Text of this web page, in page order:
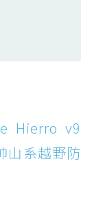
加上全防
BADGER
！搭載固特
GTX：注
Hierro v9
山系越野防